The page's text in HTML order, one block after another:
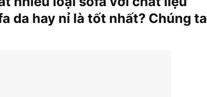
da hay nỉ là tốt nhất? Chúng ta